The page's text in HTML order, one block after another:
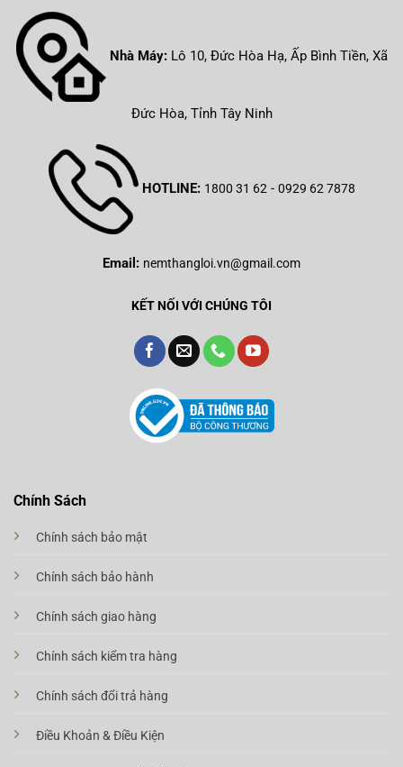
Nhà Máy:Lô 10, Đức Hòa Hạ, Ấp Bình Tiền, Xã
Đức Hòa, Tỉnh Tây Ninh
HOTLINE: 1800 31 62- 0929 62 7878
Email: nemthangloi.vn@gmail.com
KẾT NỐI VỚI CHÚNG TÔI
Chính Sách
Chính sách bảo mật
Chính sách bảo hành
Chính sách giao hàng
Chính sách kiểm tra hàng
Chính sách đổi trả hàng
Điều Khoản & Điều Kiện